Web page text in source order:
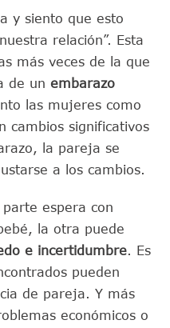
y siento que esto
relación”. Esta
más veces de la que
de un embarazo
las mujeres como
cambios significativos
la pareja se
a los cambios.
espera con
la otra puede
e incertidumbre. Es
pueden
de pareja. Y más
económicos o